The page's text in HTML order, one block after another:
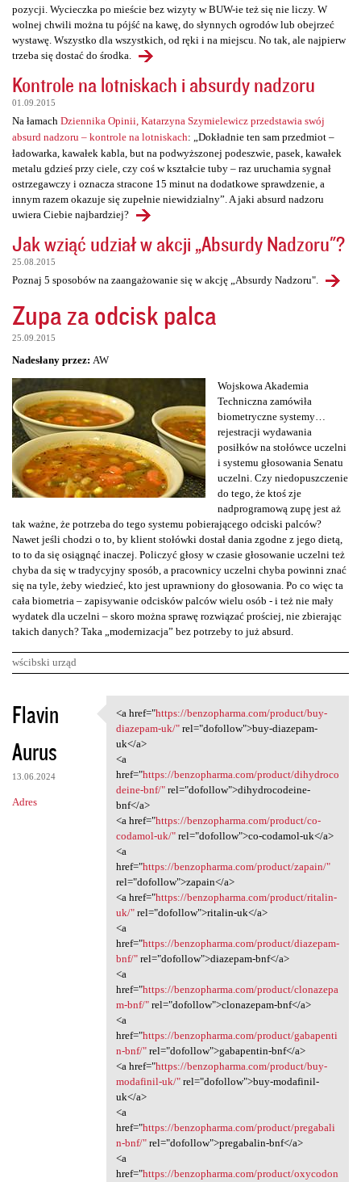
pozycji. Wycieczka po mieście bez wizyty w BUW-ie też się nie liczy. W
wolnej chwili można tu pójść na kawę, do słynnych ogrodów lub obejrzeć
wystawę. Wszystko dla wszystkich, od ręki i na miejscu. No tak, ale najpierw
trzeba się dostać do środka.
Kontrole na lotniskach i absurdy nadzoru
01.09.2015
Na łamach Dziennika Opinii, Katarzyna Szymielewicz przedstawia swój
absurd nadzoru – kontrole na lotniskach: „Dokładnie ten sam przedmiot –
ładowarka, kawałek kabla, but na podwyższonej podeszwie, pasek, kawałek
metalu gdzieś przy ciele, czy coś w kształcie tuby – raz uruchamia sygnał
ostrzegawczy i oznacza stracone 15 minut na dodatkowe sprawdzenie, a
innym razem okazuje się zupełnie niewidzialny”. A jaki absurd nadzoru
uwiera Ciebie najbardziej?
Jak wziąć udział w akcji „Absurdy Nadzoru"?
25.08.2015
Poznaj 5 sposobów na zaangażowanie się w akcję „Absurdy Nadzoru".
Zupa za odcisk palca
25.09.2015
Nadesłany przez: AW
Wojskowa Akademia
Techniczna zamówiła
biometryczne systemy…
rejestracji wydawania
posiłków na stołówce uczelni
i systemu głosowania Senatu
uczelni. Czy niedopuszczenie
do tego, że ktoś zje
nadprogramową zupę jest aż
tak ważne, że potrzeba do tego systemu pobierającego odciski palców?
Nawet jeśli chodzi o to, by klient stołówki dostał dania zgodne z jego dietą,
to to da się osiągnąć inaczej. Policzyć głosy w czasie głosowanie uczelni też
chyba da się w tradycyjny sposób, a pracownicy uczelni chyba powinni znać
się na tyle, żeby wiedzieć, kto jest uprawniony do głosowania. Po co więc ta
cała biometria – zapisywanie odcisków palców wielu osób - i też nie mały
wydatek dla uczelni – skoro można sprawę rozwiązać prościej, nie zbierając
takich danych? Taka „modernizacja” bez potrzeby to już absurd.
wścibski urząd
K
o
m
e
n
Flavin
Aurus
13.06.2024
Adres
<a href="https://benzopharma
<a href="https://benzopharma.com/product/buy-
diazepam-uk/"rel="dofollow">buy-diazepam-
uk</a>
<a
href="https://benzopharma.com/product/dihydroco
deine-bnf/"rel="dofollow">dihydrocodeine-
bnf</a>
<a href="https://benzopharma.com/product/co-
codamol-uk/"rel="dofollow">co-codamol-uk</a>
<a
href="https://benzopharma.com/product/zapain/"
rel="dofollow">zapain</a>
<a href="https://benzopharma.com/product/ritalin-
uk/"rel="dofollow">ritalin-uk</a>
<a
href="https://benzopharma.com/product/diazepam-
bnf/"rel="dofollow">diazepam-bnf</a>
<a
href="https://benzopharma.com/product/clonazepa
m-bnf/"rel="dofollow">clonazepam-bnf</a>
<a
href="https://benzopharma.com/product/gabapenti
n-bnf/"rel="dofollow">gabapentin-bnf</a>
<a href="https://benzopharma.com/product/buy-
modafinil-uk/"rel="dofollow">buy-modafinil-
uk</a>
<a
href="https://benzopharma.com/product/pregabali
n-bnf/"rel="dofollow">pregabalin-bnf</a>
<a
href="https://benzopharma.com/product/oxycodon